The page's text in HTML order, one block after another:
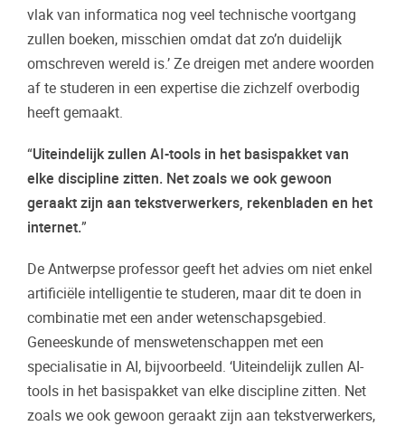
vlak van informatica nog veel technische voortgang
zullen boeken, misschien omdat dat zo’n duidelijk
omschreven wereld is.’ Ze dreigen met andere woorden
af te studeren in een expertise die zichzelf overbodig
heeft gemaakt.
“Uiteindelijk zullen AI-tools in het basispakket van
elke discipline zitten. Net zoals we ook gewoon
geraakt zijn aan tekstverwerkers, rekenbladen en het
internet.”
De Antwerpse professor geeft het advies om niet enkel
artificiële intelligentie te studeren, maar dit te doen in
combinatie met een ander wetenschapsgebied.
Geneeskunde of menswetenschappen met een
specialisatie in AI, bijvoorbeeld. ‘Uiteindelijk zullen AI-
tools in het basispakket van elke discipline zitten. Net
zoals we ook gewoon geraakt zijn aan tekstverwerkers,